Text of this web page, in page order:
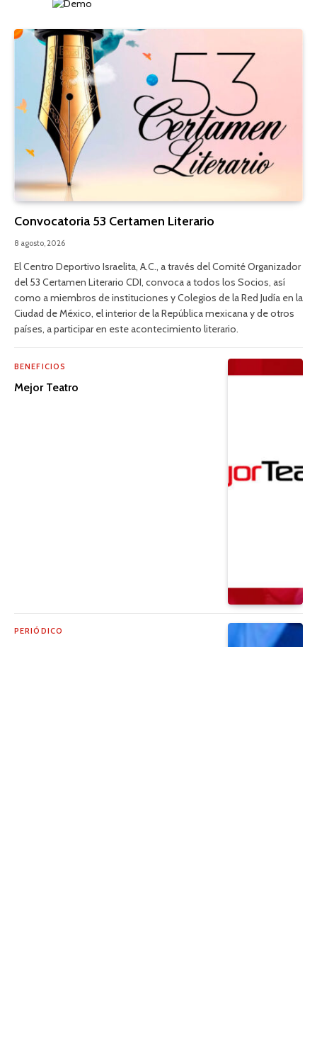
Convocatoria 53 Certamen Literario
8 agosto, 2026
El Centro Deportivo Israelita, A.C., a través del Comité Organizador
del 53 Certamen Literario CDI, convoca a todos los Socios, así
como a miembros de instituciones y Colegios de la Red Judía en la
Ciudad de México, el interior de la República mexicana y de otros
países, a participar en este acontecimiento literario.
BENEFICIOS
Mejor Teatro
PERIÓDICO